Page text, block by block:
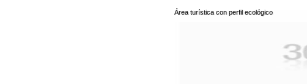
Área turística con perfil ecológico